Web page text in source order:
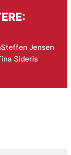
Steffen Jensen
Sideris